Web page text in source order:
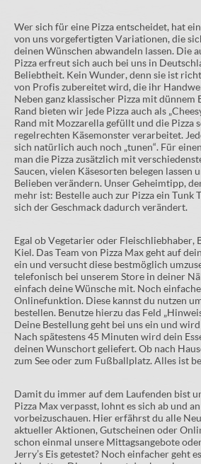
Wer sich für eine Pizza entscheidet, hat
von uns vorgefertigten Variationen, die
deinen Wünschen abwandeln lassen. Die
Pizza erfreut sich auch bei uns in
Beliebtheit. Kein Wunder, denn sie ist
von Profis zubereitet wird, die ihr
Neben ganz klassischer Pizza mit dünnem
Rand bieten wir jede Pizza auch als
Rand mit Mozzarella gefüllt und die Pizza
regelrechten Käsemonster verarbeitet.
sich natürlich auch noch „tunen“. Für
man die Pizza zusätzlich mit
Saucen, vielen Käsesorten belegen lassen
Belieben verändern. Unser Geheimtipp,
mehr ist: Bestelle auch zur Pizza ein Tunk
sich der Geschmack dadurch verändert.
Egal ob Vegetarier oder Fleischliebhaber,
Kiel. Das Team von Pizza Max geht auf
ein und versucht diese bestmöglich
telefonisch bei unserem Store in deiner
einfach deine Wünsche mit. Noch
Onlinefunktion. Diese kannst du nutzen
bestellen. Benutze hierzu das Feld
Deine Bestellung geht bei uns ein und
Nach spätestens 45 Minuten wird dein
deinen Wunschort geliefert. Ob nach
zum See oder zum Fußballplatz. Alles ist
Damit du immer auf dem Laufenden bist
Pizza Max verpasst, lohnt es sich ab und
vorbeizuschauen. Hier erfährst du alle
aktueller Aktionen, Gutscheinen oder
schon einmal unsere Mittagsangebote
Jerry’s Eis getestet? Noch einfacher geht